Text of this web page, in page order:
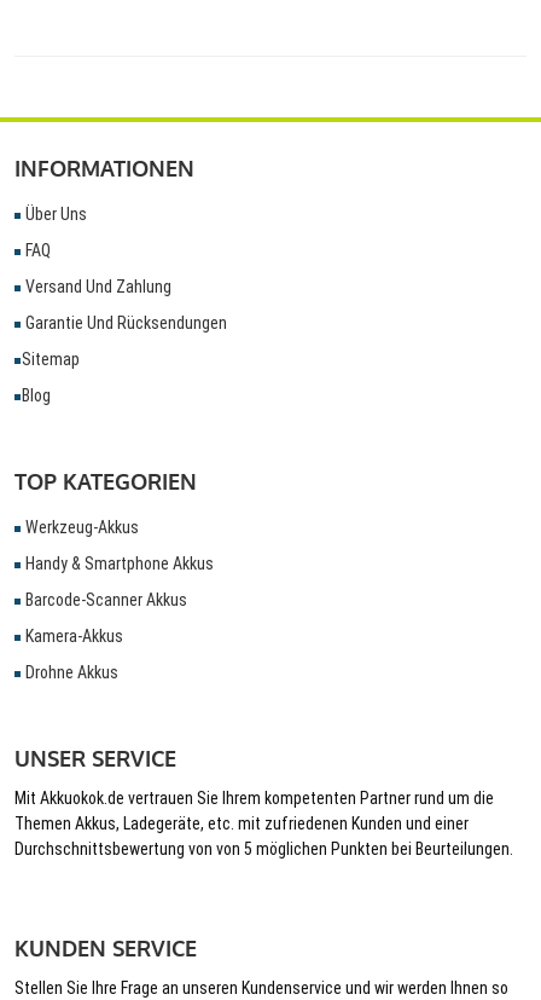
INFORMATIONEN
Über Uns
FAQ
Versand Und Zahlung
Garantie Und Rücksendungen
Sitemap
Blog
TOP KATEGORIEN
Werkzeug-Akkus
Handy & Smartphone Akkus
Barcode-Scanner Akkus
Kamera-Akkus
Drohne Akkus
UNSER SERVICE
Mit Akkuokok.de vertrauen Sie Ihrem kompetenten Partner rund um die
Themen Akkus, Ladegeräte, etc. mit zufriedenen Kunden und einer
Durchschnittsbewertung von von 5 möglichen Punkten bei Beurteilungen.
KUNDEN SERVICE
Stellen Sie Ihre Frage an unseren Kundenservice und wir werden Ihnen so